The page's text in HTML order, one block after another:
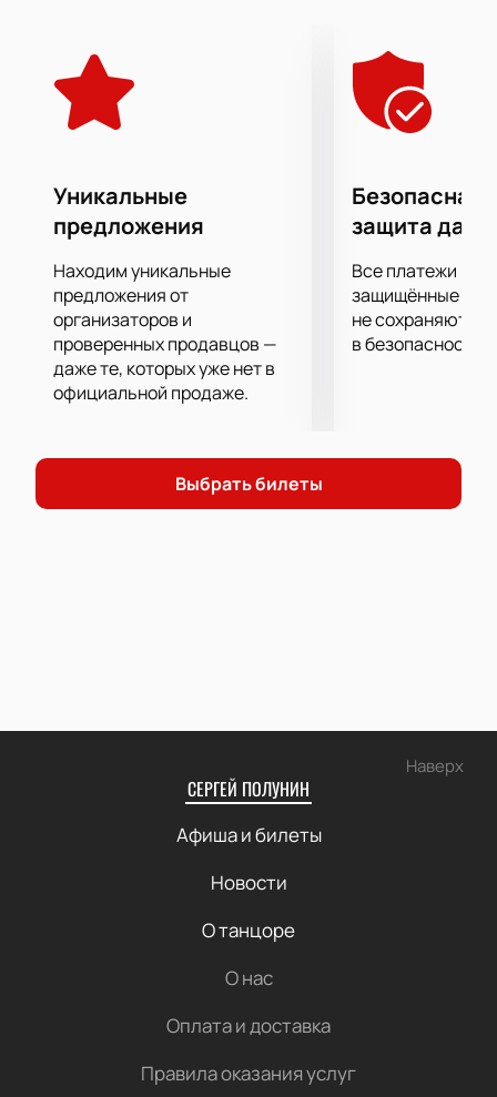
невероятной харизмой, силой и властью и все передается
в пластике тела искусного танцовщика.
Уникальные
предложения
Находим уникальные
предложения от
организаторов и
проверенных продавцов —
даже те, которых уже нет в
официальной продаже.
Безопасная
защита
Все платежи
защищённые
не сохраняются
в безопасности.
Выбрать билеты
Наверх
СЕРГЕЙ ПОЛУНИН
Афиша и билеты
Новости
О танцоре
О нас
Оплата и доставка
Правила оказания услуг